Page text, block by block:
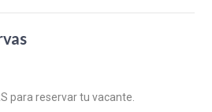
para reservar tu vacante.